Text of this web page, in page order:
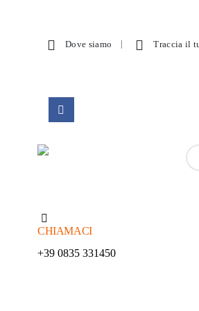
Dove siamo Traccia il
CHIAMACI
+39 0835 331450